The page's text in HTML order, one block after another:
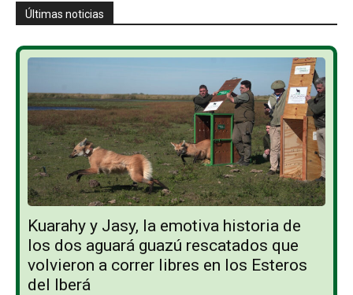
Últimas noticias
Kuarahy y Jasy, la emotiva historia de
los dos aguará guazú rescatados que
volvieron a correr libres en los Esteros
del Iberá